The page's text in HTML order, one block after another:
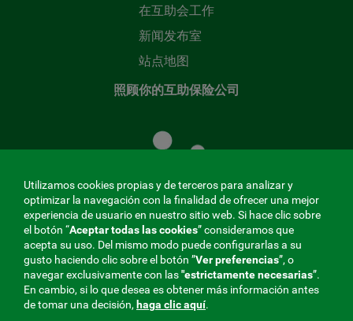
在互助会工作
新闻发布室
站点地图
照顾你的互助保险公司
共
同
基
金
MENÚ
REDES
Utilizamos cookies propias y de terceros para analizar y
optimizar la navegación con la finalidad de ofrecer una mejor
experiencia de usuario en nuestro sitio web. Si hace clic sobre
el botón “Aceptar todas las cookies” consideramos que
acepta su uso. Del mismo modo puede configurarlas a su
gusto haciendo clic sobre el botón ”Ver preferencias”, o
navegar exclusivamente con las"estrictamentenecesarias”.
En cambio, si lo que desea es obtener más información antes
de tomar una decisión, haga clic aquí.